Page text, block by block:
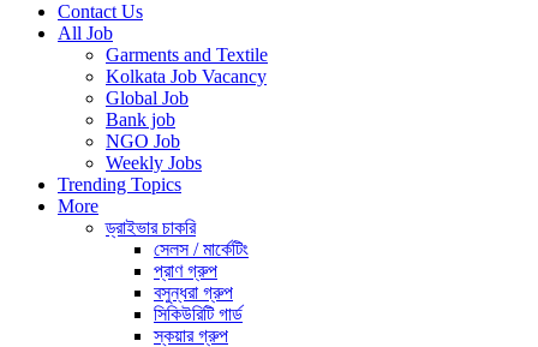
Contact Us
All Job
Garments and Textile
Kolkata Job Vacancy
Global Job
Bank job
NGO Job
Weekly Jobs
Trending Topics
More
ড্রাইভার চাকরি
সেলস / মার্কেটিং
প্রাণ গ্রুপ
বসুন্ধরা গ্রুপ
সিকিউরিটি গার্ড
স্কয়ার গ্রুপ